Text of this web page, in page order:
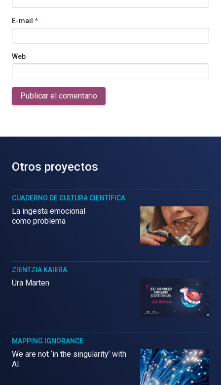
E-mail *
Web
Publicar el comentario
Otros proyectos
CUADERNO DE CULTURA CIENTÍFICA
La ingesta emocional
como problema
ZIENTZIA KAIERA
Ura Marten
MAPPING IGNORANCE
We are not ‘in the singularity’ with
AI.